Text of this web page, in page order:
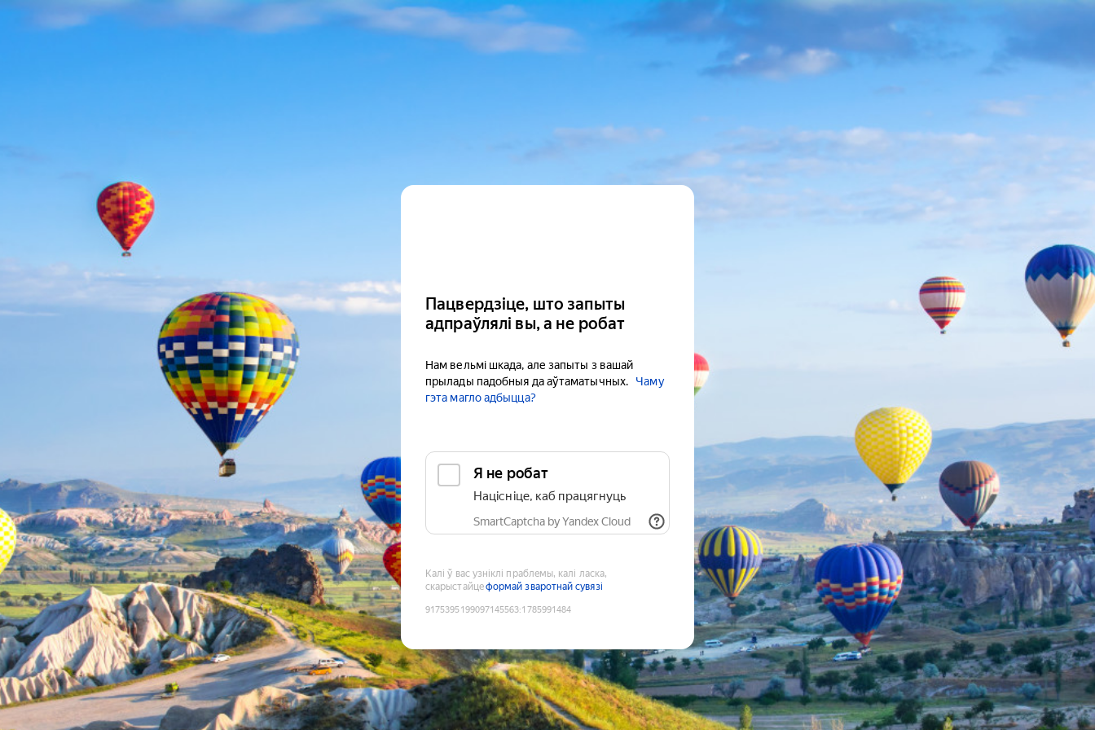
Пацвердзіце, што запыты
адпраўлялі вы, а не робат
Нам вельмі шкада, але запыты з вашай
прылады падобныя да аўтаматычных.
Чаму
гэта магло адбыцца?
Я не робат
Націсніце, каб працягнуць
SmartCaptcha by Yandex Cloud
Калі ў вас узніклі праблемы, калі ласка,
скарыстайцеформай зваротнай сувязі
9175395199097145563:1785991484